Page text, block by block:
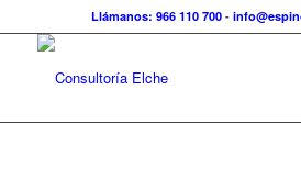
Llámanos: 966 110 700 -